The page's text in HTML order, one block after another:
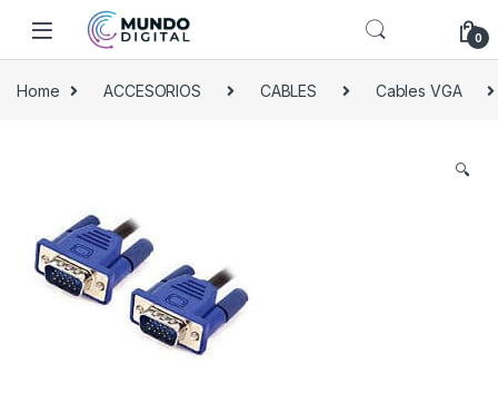
Skip to navigation
Skip to content
0
Home ACCESORIOS CABLES Cables VGA
🔍